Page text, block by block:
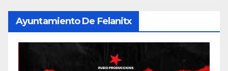
Ayuntamiento De Felanitx